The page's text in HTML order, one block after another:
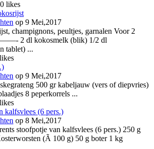
0 likes
op 9 Mei,2017
champignons, peultjes, garnalen Voor 2
2 dl kokosmelk (blik) 1/2 dl
tablet) ...
op 9 Mei,2017
500 gr kabeljauw (vers of diepvries)
8 peperkorrels ...
kalfsvlees (6 pers.)
op 8 Mei,2017
stoofpotje van kalfsvlees (6 pers.) 250 g
(Ã 100 g) 50 g boter 1 kg